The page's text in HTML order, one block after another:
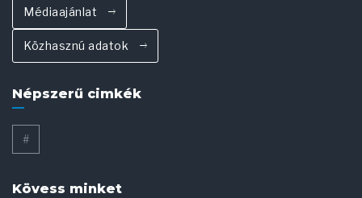
Médiaajánlat
Közhasznú adatok
Népszerű cimkék
#
Kövess minket